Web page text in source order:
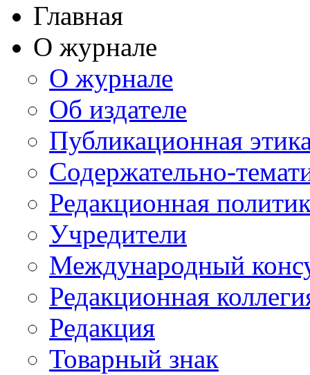
Главная
О журнале
О журнале
Об издателе
Публикационная
Содержательно-
Редакционная
Учредители
Международный
Редакционная
Редакция
Товарный знак